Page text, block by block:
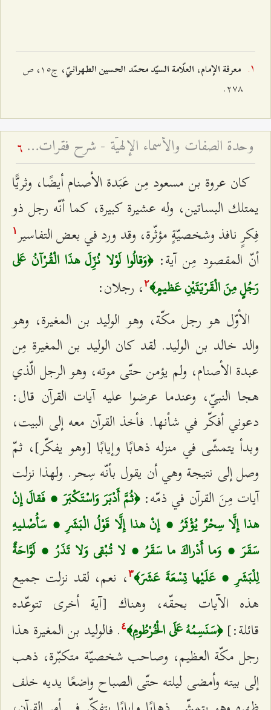
معرفة الإمام، العلّامة السيّد محمّد الحسين الطهرانيّ
، ج۱٥، ص
٢۷۸.
وحدة الصفات والأسماء الإلهيّة - شرح فقرات مِن دعاء الافتتاح – الجلسة الثالثة 6
كان عروة بن مسعود مِن عَبَدة الأصنام أيضًا، وثريًّا
يمتلك البساتين، وله عشيرة كبيرة، كما أنّه رجل ذو
فِكرٍ نافذ وشخصيّةٍ مؤثّرة، وقد ورد في بعض التفاسير۱
أنّ المقصود مِن آية:﴿وَقالُوا لَوْلا نُزِّلَ هذَا الْقُرْآنُ عَلى‌
رَجُلٍ مِنَ الْقَرْيَتَيْنِ عَظيمٍ﴾٢، رجلان:
الأوّل هو رجل مكّة، وهو الوليد بن المغيرة، وهو
والد خالد بن الوليد. لقد كان الوليد بن المغيرة مِن
عبدة الأصنام، ولم يؤمن حتّى موته، وهو الرجل الّذي
هجا النبيّ، وعندما عرضوا عليه آيات القرآن قال:
دعوني أفكّر في شأنها. فأخذ القرآن معه إلى البيت،
وبدأ يتمشّى في منزله ذهابًا وإيابًا [وهو يفكّر]، ثمّ
وصل إلى نتيجة وهي أن يقول بأنّه سِحر. ولهذا نزلت
آيات مِنَ القرآن في ذمّه:﴿ثُمَّ أَدْبَرَ وَاسْتَكْبَرَ ، فَقالَ إِنْ
هذا إِلَّا سِحْرٌ يُؤْثَرُ ، إِنْ هذا إِلَّا قَوْلُ الْبَشَرِ ، سَأُصْليهِ
سَقَرَ ، وَما أَدْراكَ ما سَقَرُ ، لا تُبْقي‌ وَلا تَذَرُ ، لَوَّاحَةٌ
لِلْبَشَرِ ، عَلَيْها تِسْعَةَ عَشَرَ﴾٣، نعم، لقد نزلت جميع
هذه الآيات بحقّه، وهناك [آية أخرى تتوعّده
قائلة:]﴿سَنَسِمُهُ عَلَى الْخُرْطُومِ﴾٤ . فالوليد بن المغيرة هذا
رجل مكّة العظيم، وصاحب شخصيّة متكبّرة، ذهب
إلى بيته وأمضى ليلته حتّى الصباح واضعًا يديه خلف